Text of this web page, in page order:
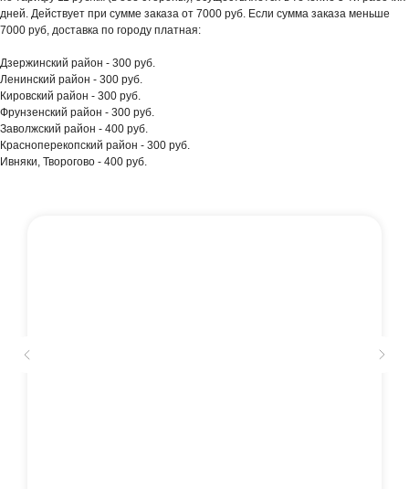
дней. Действует при сумме заказа от 7000 руб. Если сумма заказа меньше
7000 руб, доставка по городу платная:
Дзержинский район - 300 руб.
Ленинский район - 300 руб.
Кировский район - 300 руб.
Фрунзенский район - 300 руб.
Заволжский район - 400 руб.
Красноперекопский район - 300 руб.
Ивняки, Творогово - 400 руб.